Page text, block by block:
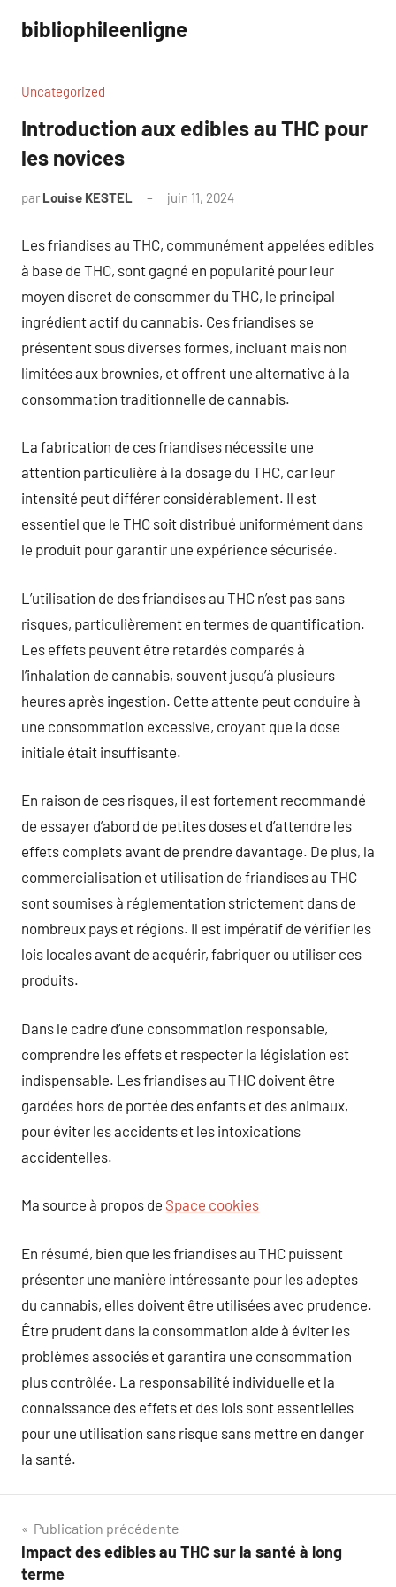
contenu
bibliophileenligne
Uncategorized
Introduction aux edibles au THC pour
les novices
par Louise KESTEL juin 11, 2024
Les friandises au THC, communément appelées edibles
à base de THC, sont gagné en popularité pour leur
moyen discret de consommer du THC, le principal
ingrédient actif du cannabis. Ces friandises se
présentent sous diverses formes, incluant mais non
limitées aux brownies, et offrent une alternative à la
consommation traditionnelle de cannabis.
La fabrication de ces friandises nécessite une
attention particulière à la dosage du THC, car leur
intensité peut différer considérablement. Il est
essentiel que le THC soit distribué uniformément dans
le produit pour garantir une expérience sécurisée.
L’utilisation de des friandises au THC n’est pas sans
risques, particulièrement en termes de quantification.
Les effets peuvent être retardés comparés à
l’inhalation de cannabis, souvent jusqu’à plusieurs
heures après ingestion. Cette attente peut conduire à
une consommation excessive, croyant que la dose
initiale était insuffisante.
En raison de ces risques, il est fortement recommandé
de essayer d’abord de petites doses et d’attendre les
effets complets avant de prendre davantage. De plus, la
commercialisation et utilisation de friandises au THC
sont soumises à réglementation strictement dans de
nombreux pays et régions. Il est impératif de vérifier les
lois locales avant de acquérir, fabriquer ou utiliser ces
produits.
Dans le cadre d’une consommation responsable,
comprendre les effets et respecter la législation est
indispensable. Les friandises au THC doivent être
gardées hors de portée des enfants et des animaux,
pour éviter les accidents et les intoxications
accidentelles.
Ma source à propos de Space cookies
En résumé, bien que les friandises au THC puissent
présenter une manière intéressante pour les adeptes
du cannabis, elles doivent être utilisées avec prudence.
Être prudent dans la consommation aide à éviter les
problèmes associés et garantira une consommation
plus contrôlée. La responsabilité individuelle et la
connaissance des effets et des lois sont essentielles
pour une utilisation sans risque sans mettre en danger
la santé.
Navigation
de
Publication précédente
Impact des edibles au THC sur la santé à long
terme